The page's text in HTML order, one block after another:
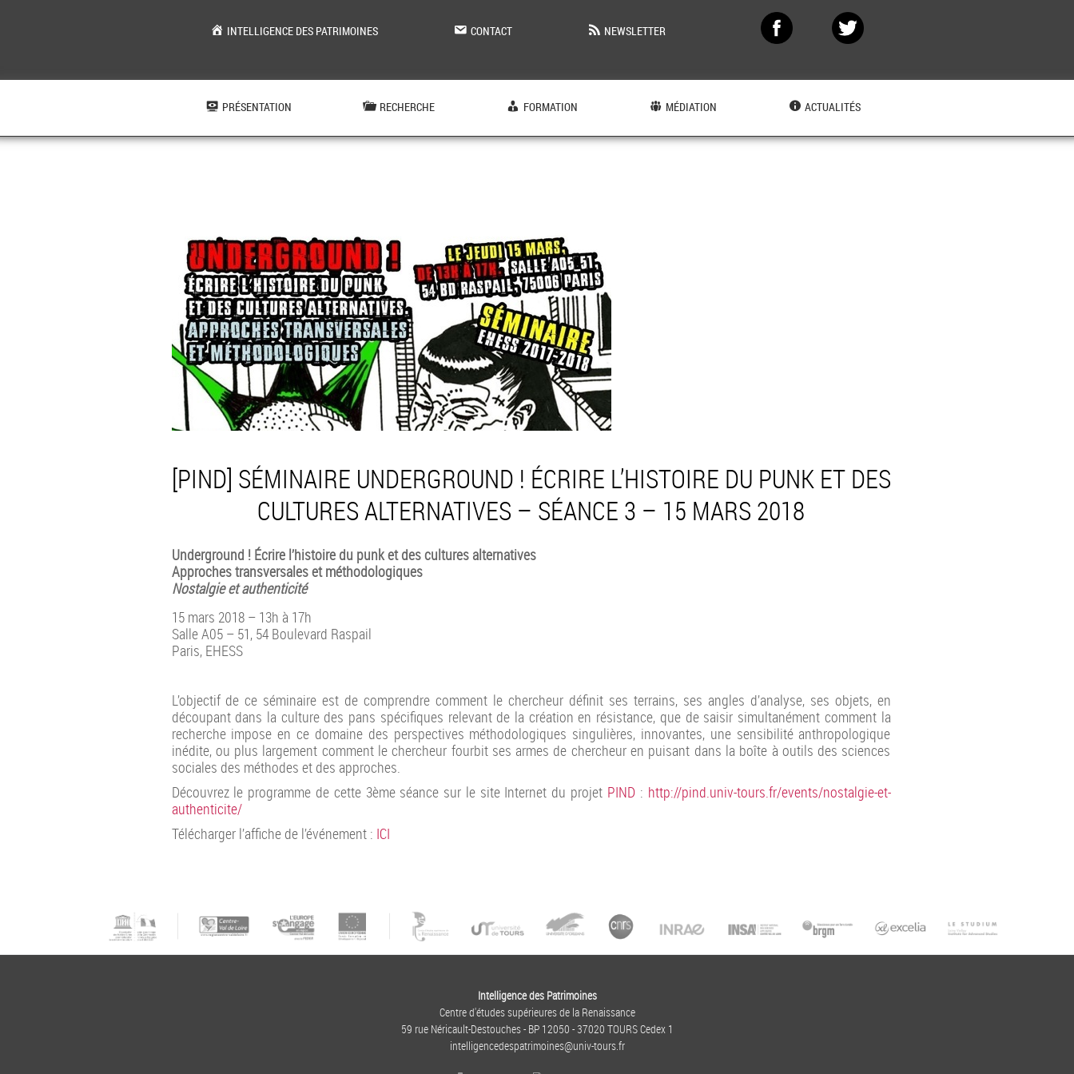
INTELLIGENCE DES PATRIMOINES CONTACT NEWSLETTER
PRÉSENTATION RECHERCHE FORMATION MÉDIATION ACTUALITÉS
[PIND] SÉMINAIRE UNDERGROUND ! ÉCRIRE L’HISTOIRE DU PUNK ET DES
CULTURES ALTERNATIVES – SÉANCE 3 – 15 MARS 2018
Underground ! Écrire l’histoire du punk et des cultures alternatives
Approches transversales et méthodologiques
Nostalgie et authenticité
15 mars 2018– 13h à 17h
Salle A05 – 51, 54 Boulevard Raspail
Paris, EHESS
L’objectif de ce séminaire est de comprendre comment le chercheur définit ses terrains, ses angles d’analyse, ses objets, en
découpant dans la culture des pans spécifiques relevant de la création en résistance, que de saisir simultanément comment la
recherche impose en ce domaine des perspectives méthodologiques singulières, innovantes, une sensibilité anthropologique
inédite, ou plus largement comment le chercheur fourbit ses armes de chercheur en puisant dans la boîte à outils des sciences
sociales des méthodes et des approches.
Découvrez le programme de cette 3ème séance sur le site Internet du projet PIND: http://pind.univ-tours.fr/events/nostalgie-et-
authenticite/
Télécharger l’affiche de l’événement : ICI
Intelligence des Patrimoines
Centre d'études supérieures de la Renaissance
59 rue Néricault-Destouches - BP 12050 - 37020 TOURS Cedex 1
intelligencedespatrimoines@univ-tours.fr